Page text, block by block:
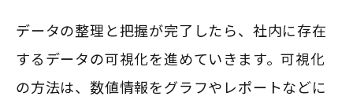
データの整理と把握が完了したら、社内に存在
するデータの可視化を進めていきます。可視化
の方法は、数値情報をグラフやレポートなどに